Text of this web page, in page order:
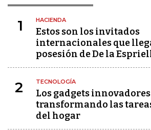
1 HACIENDA
Estos son los invitados
internacionales que
posesión de De la
2 TECNOLOGÍA
Los gadgets
transformando las
del hogar